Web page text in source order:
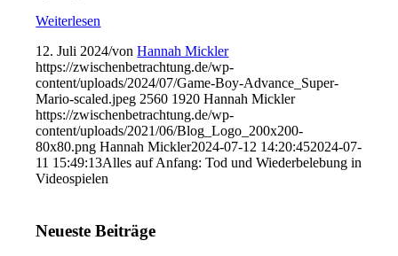
Weiterlesen
12. Juli 2024/vonHannah Mickler
https://zwischenbetrachtung.de/wp-
content/uploads/2024/07/Game-Boy-Advance_Super-
Mario-scaled.jpeg 2560 1920 Hannah Mickler
https://zwischenbetrachtung.de/wp-
content/uploads/2021/06/Blog_Logo_200x200-
80x80.png Hannah Mickler2024-07-12 14:20:452024-07-
11 15:49:13Alles auf Anfang: Tod und Wiederbelebung in
Videospielen
Neueste Beiträge